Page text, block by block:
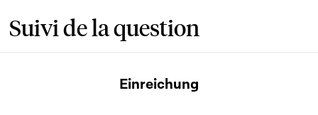
Suivi de la question
Einreichung